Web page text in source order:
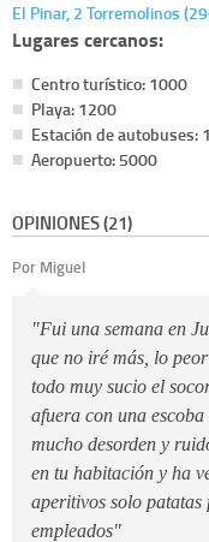
El Pinar, 2 Torremolinos
Lugares cercanos:
Centro turístico: 1000
Playa: 1200
Estación de autobuses:
Aeropuerto: 5000
OPINIONES (21)
Por Miguel
"Fui una semana en
que no iré más, lo
todo muy sucio el
afuera con una escoba
mucho desorden y
en tu habitación y ha
aperitivos solo
empleados"